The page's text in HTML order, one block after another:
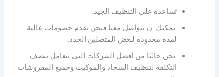
تساعده على التنظيف الجيد.
يمكنك أن تتواصل معنا فنحن نقدم خصومات عالية
لمدة محدودة لبعض المتصلين الجدد.
نحن حاليًا من أفضل الشركات التي تتعامل بنصف
التكلفة لتنظيف السجاد والموكيت وجميع المفروشات